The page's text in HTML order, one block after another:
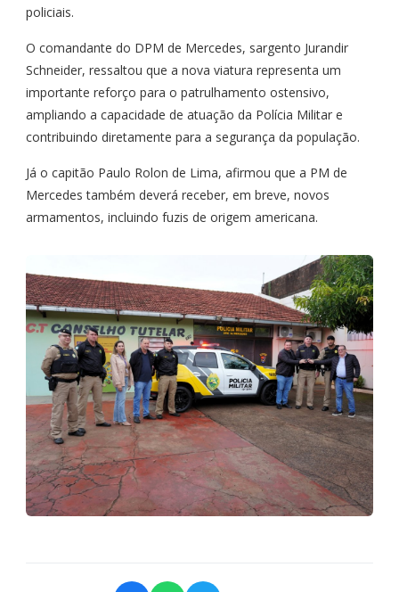
policiais.
O comandante do DPM de Mercedes, sargento Jurandir
Schneider, ressaltou que a nova viatura representa um
importante reforço para o patrulhamento ostensivo,
ampliando a capacidade de atuação da Polícia Militar e
contribuindo diretamente para a segurança da população.
Já o capitão Paulo Rolon de Lima, afirmou que a PM de
Mercedes também deverá receber, em breve, novos
armamentos, incluindo fuzis de origem americana.